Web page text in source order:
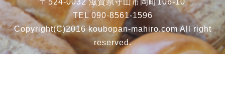
〒524-0032 滋賀県守山市岡町106-10
TEL 090-8561-1596
Copyright(C)2016 koubopan-mahiro.com All right
reserved.